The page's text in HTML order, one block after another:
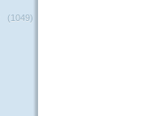
(1049)